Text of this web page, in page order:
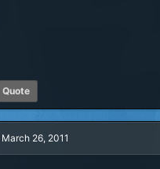
Quote
March 26, 2011